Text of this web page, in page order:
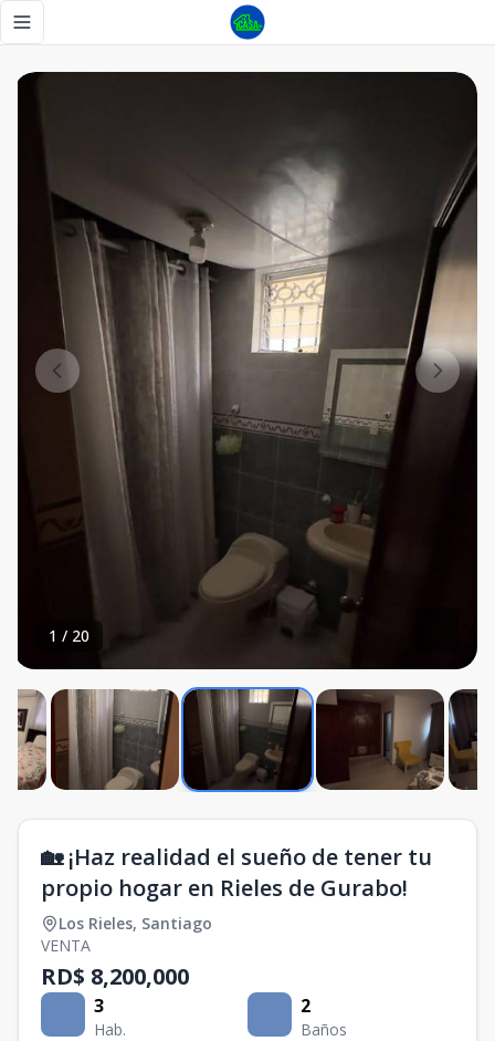
Toggle navigation menu
1 / 20
🏡 ¡Haz realidad el sueño de tener tu
propio hogar en Rieles de Gurabo!
Los Rieles, Santiago
VENTA
RD$ 8,200,000
3
Hab.
2
Baños
🏡 ¡Haz realidad el sueño de tener tu propio hogar en